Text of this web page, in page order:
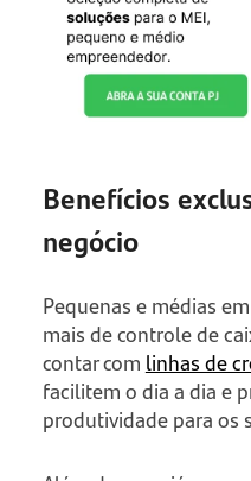
Benefícios
negócio
Pequenas e médias
mais de controle de
contar com linhas de
facilitem o dia a dia e
produtividade para os